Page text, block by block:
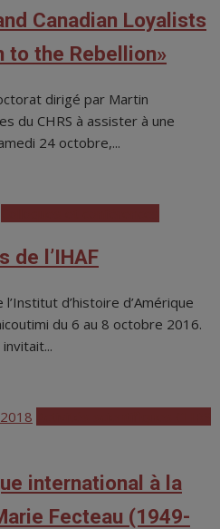
Canadian Loyalists
to the Rebellion»
dirigé par Martin
du CHRS à assister à une
24 octobre,...
de l’IHAF
d’histoire d’Amérique
du 6 au 8 octobre 2016.
international à la
Fecteau (1949-